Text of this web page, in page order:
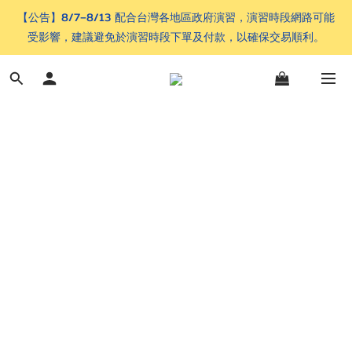
【公告】8/7–8/13 配合台灣各地區政府演習，演習時段網路可能
受影響，建議避免於演習時段下單及付款，以確保交易順利。